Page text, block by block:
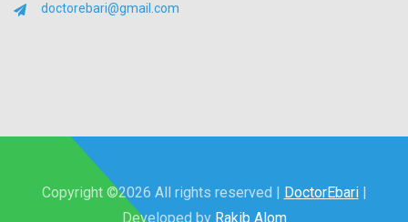
doctorebari@gmail.com
Copyright ©2026 All rights reserved | DoctorEbari|
Developed by Rakib Alom